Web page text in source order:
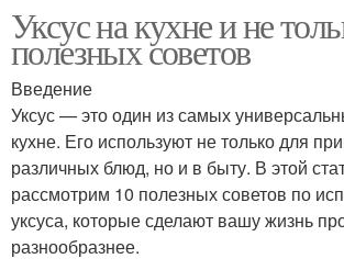
Уксус на кухне и не
полезных советов
Введение
Уксус — это один из самых
кухне. Его используют не только для
различных блюд, но и в быту. В этой
рассмотрим 10 полезных советов по
уксуса, которые сделают вашу жизнь
разнообразнее.